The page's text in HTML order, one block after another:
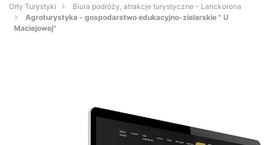
Orły Turystyki
Biura podróży, atrakcje turystyczne - Lanckorona
Agroturystyka - gospodarstwo edukacyjno-zielarskie " U
Maciejowej"